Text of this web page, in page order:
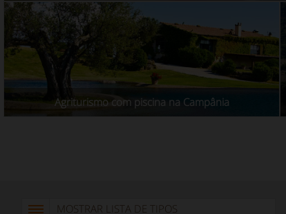
Agriturismo com piscina na Campânia
MOSTRAR LISTA DE TIPOS